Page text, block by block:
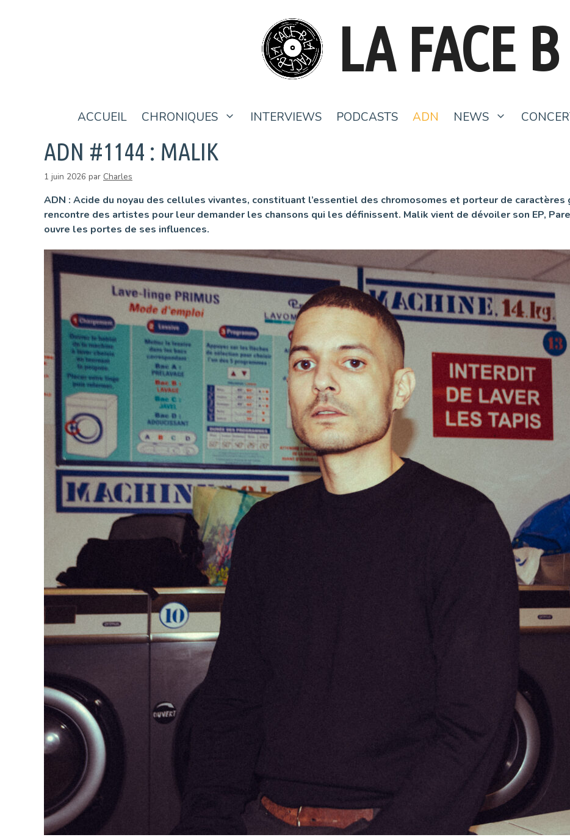
LA FACE B
ACCUEIL CHRONIQUES INTERVIEWS PODCASTS ADN NEWS
ADN #1144 : MALIK
1 juin 2026 par Charles
ADN : Acide du noyau des cellules vivantes, constituant l’essentiel des chromosomes et porteur de caractères
rencontre des artistes pour leur demander les chansons qui les définissent. Malik vient de dévoiler son EP,
ouvre les portes de ses influences.